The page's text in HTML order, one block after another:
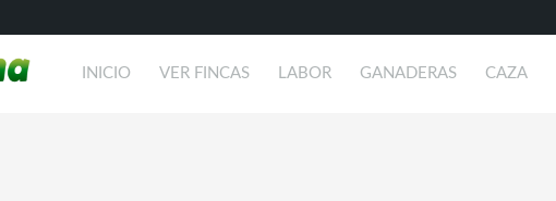
INICIO VER FINCAS LABOR GANADERAS CAZA